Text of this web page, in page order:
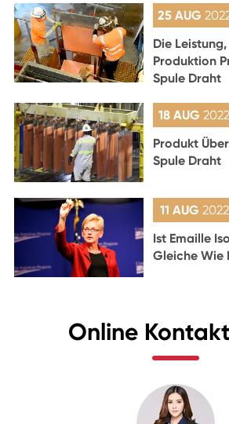
25 AUG
Die
Produktion
Spule Draht
18 AUG2022
Produkt
Spule Draht
11 AUG 2022
Ist Emaille
Gleiche Wie
Online